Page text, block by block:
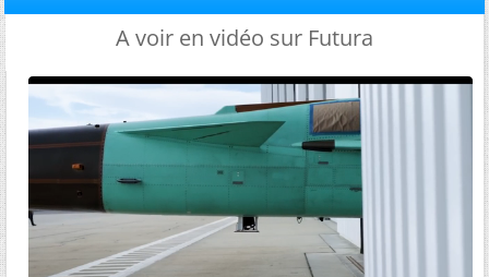
A voir en vidéo sur Futura